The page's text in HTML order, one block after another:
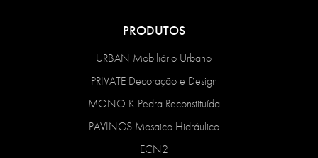
PRODUTOS
URBAN Mobiliário Urbano
PRIVATE Decoração e Design
MONO K Pedra Reconstituída
PAVINGS Mosaico Hidráulico
ECN2